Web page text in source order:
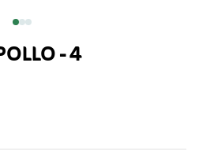
- 4